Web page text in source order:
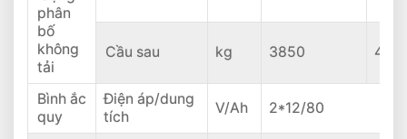
phân
bố
không
tải
Cầu sau kg 3850
Bình ắc
quy
Điện áp/dung
tích
V/Ah 2*12/80